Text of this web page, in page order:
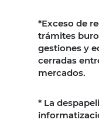
*Exceso de
trámites
gestiones y
cerradas
mercados.
* La